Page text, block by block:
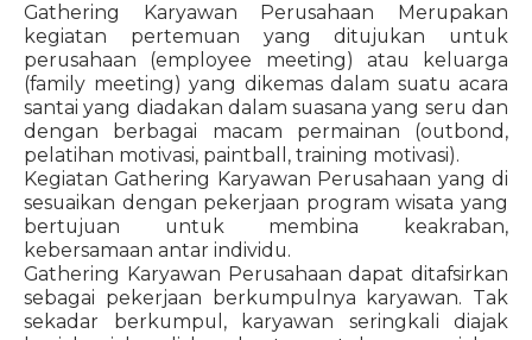
Gathering Karyawan Perusahaan Merupakan
kegiatan pertemuan yang ditujukan untuk
perusahaan (employee meeting) atau keluarga
(family meeting) yang dikemas dalam suatu acara
santai yang diadakan dalam suasana yang seru dan
dengan berbagai macam permainan (outbond,
pelatihan motivasi, paintball, training motivasi).
Kegiatan Gathering Karyawan Perusahaan yang di
sesuaikan dengan pekerjaan program wisata yang
bertujuan untuk membina keakraban,
kebersamaan antar individu.
Gathering Karyawan Perusahaan dapat ditafsirkan
sebagai pekerjaan berkumpulnya karyawan. Tak
sekadar berkumpul, karyawan seringkali diajak